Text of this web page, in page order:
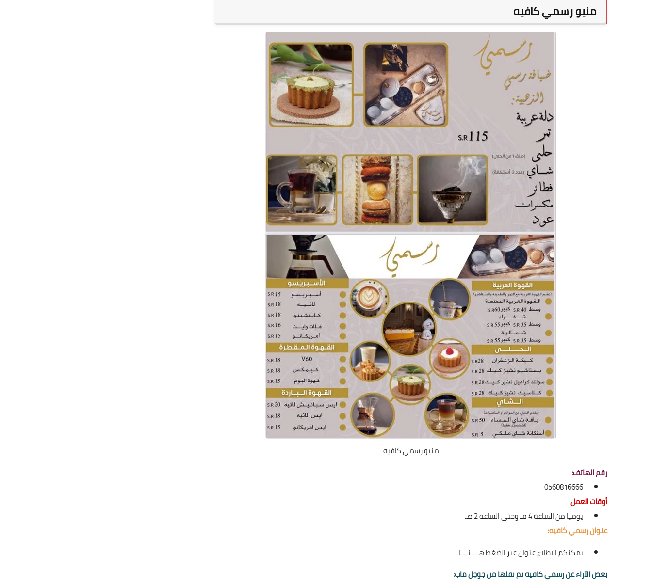
منيو رسمي كافيه
منيو رسمي كافيه
رقم الهاتف:
0560816666
أوقات العمل:
يوميا من الساعة 4 مـ وحتى الساعة 2 صـ
عنوان رسمي كافيه:
يمكنكم الاطلاع عنوان عبر الضغطهــــنــــا
بعض الآراء عن رسمي كافيه تم نقلها من جوجل ماب: